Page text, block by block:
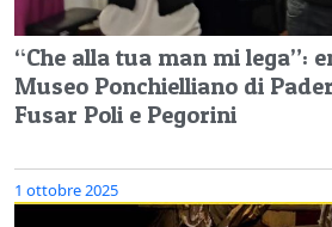
“Che alla tua man mi lega”:
Museo Ponchielliano di
Fusar Poli e Pegorini
1 ottobre 2025